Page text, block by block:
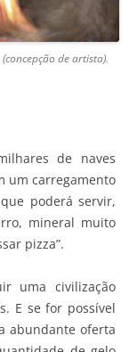
de artista).
de naves
um carregamento
poderá servir,
mineral muito
pizza”.
uma civilização
E se for possível
abundante oferta